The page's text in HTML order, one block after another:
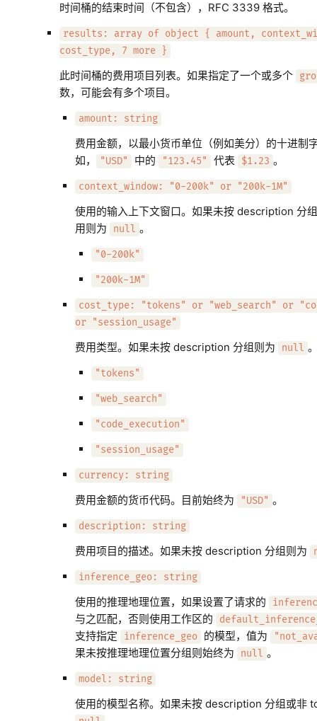
时间桶的结束时间（不包含），RFC 3339 格式。
results: array of object { amount,
cost_type, 7 more }
此时间桶的费用项目列表。如果指定了一个或多个
数，可能会有多个项目。
amount: string
费用金额，以最小货币单位（例如美分）的十进制
如，
"USD" 中的 "123.45" 代表 $1.23 。
context_window: "0-200k" or "200k-1M"
使用的输入上下文窗口。如果未按 description 分
用则为
null 。
"0-200k"
"200k-1M"
cost_type: "tokens" or "web_search" or
or "session_usage"
费用类型。如果未按 description 分组则为 null
"tokens"
"web_search"
"code_execution"
"session_usage"
currency: string
费用金额的货币代码。目前始终为 "USD" 。
description: string
费用项目的描述。如果未按 description 分组则为
inference_geo: string
使用的推理地理位置，如果设置了请求的
与之匹配，否则使用工作区的
支持指定 inference_geo 的模型，值为
果未按推理地理位置分组则始终为 null 。
model: string
使用的模型名称。如果未按 description 分组或非